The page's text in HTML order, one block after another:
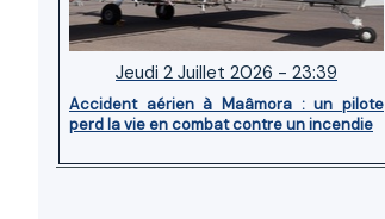
Jeudi 2 Juillet 2026 - 23:39
Accident aérien à Maâmora : un pilote
perd la vie en combat contre un incendie